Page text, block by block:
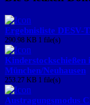
Ergebnisliste DESV-
290.98 KB 1 file(s)
Kinderstockschießen
München/Neuhausen
253.27 KB 1 file(s)
Austragungsmodus